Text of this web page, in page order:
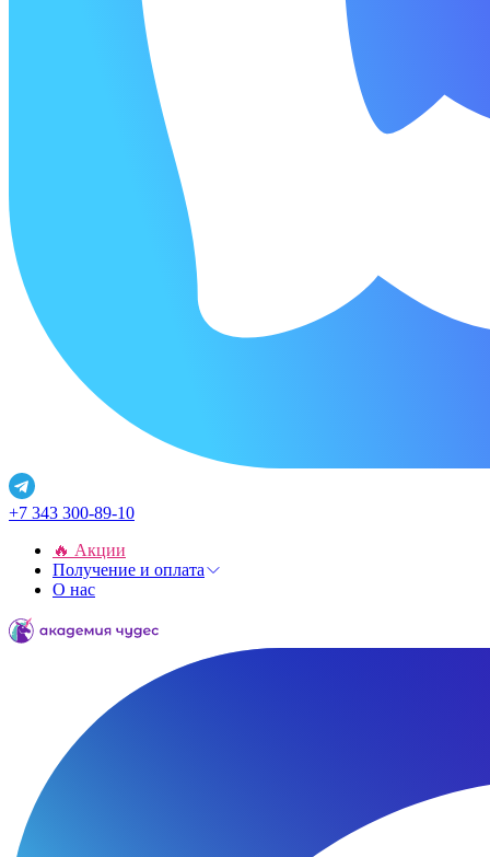
+7 343 300-89-10
🔥 Акции
Получение и оплата
О нас